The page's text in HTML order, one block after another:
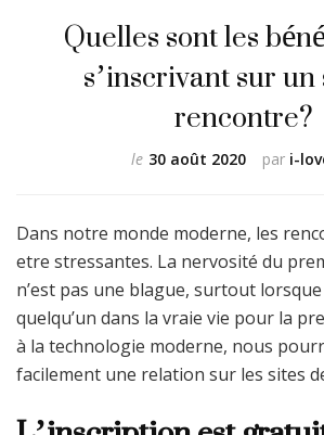
Quelles sont les
s’inscrivant sur
rencontre?
par i-
le 30 août 2020
Dans notre monde moderne, les
etre stressantes. La nervosité du
n’est pas une blague, surtout
quelqu’un dans la vraie vie pour la
à la technologie moderne, nous
facilement une relation sur les sites